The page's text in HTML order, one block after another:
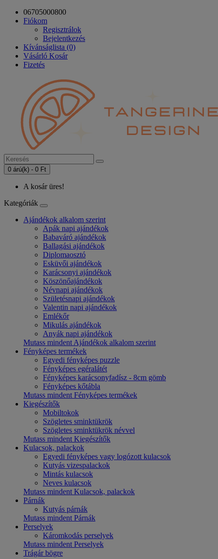
06705000800
Fiókom
Regisztrálok
Bejelentkezés
Kívánságlista (0)
Vásárló Kosár
Fizetés
0 árú(k) - 0 Ft
A kosár üres!
Kategóriák
Ajándékok alkalom szerint
Apák napi ajándékok
Babaváró ajándékok
Ballagási ajándékok
Diplomaosztó
Esküvői ajándékok
Karácsonyi ajándékok
Köszönőajándékok
Névnapi ajándékok
Születésnapi ajándékok
Valentin napi ajándékok
Emlékőr
Mikulás ajándékok
Anyák napi ajándékok
Mutass mindent Ajándékok alkalom szerint
Fényképes termékek
Egyedi fényképes puzzle
Fényképes egéralátét
Fényképes karácsonyfadísz - 8cm gömb
Fényképes kőtábla
Mutass mindent Fényképes termékek
Kiegészítők
Mobiltokok
Szögletes sminktükrök
Szögletes sminktükrök névvel
Mutass mindent Kiegészítők
Kulacsok, palackok
Egyedi fényképes vagy logózott kulacsok
Kutyás vizespalackok
Mintás kulacsok
Neves kulacsok
Mutass mindent Kulacsok, palackok
Párnák
Kutyás párnák
Mutass mindent Párnák
Perselyek
Káromkodás perselyek
Mutass mindent Perselyek
Trágár bögre